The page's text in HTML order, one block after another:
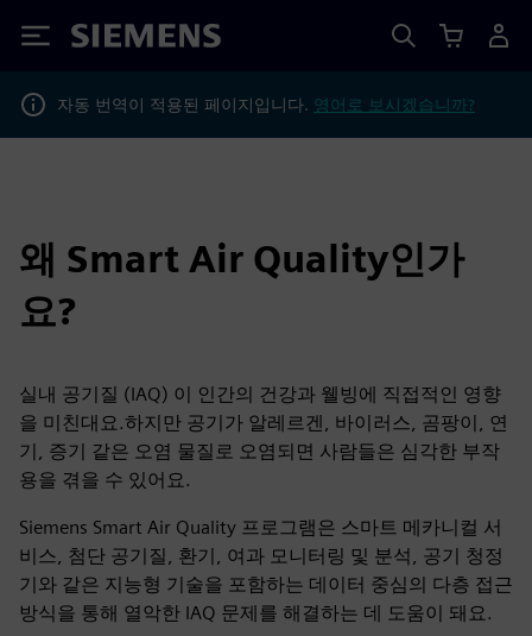
Siemens
자동 번역이 적용된 페이지입니다. 영어로 보시겠습니까?
왜 Smart Air Quality인가
요?
실내 공기질 (IAQ) 이 인간의 건강과 웰빙에 직접적인 영향
을 미친대요.하지만 공기가 알레르겐, 바이러스, 곰팡이, 연
기, 증기 같은 오염 물질로 오염되면 사람들은 심각한 부작
용을 겪을 수 있어요.
Siemens Smart Air Quality 프로그램은 스마트 메카니컬 서
비스, 첨단 공기질, 환기, 여과 모니터링 및 분석, 공기 청정
기와 같은 지능형 기술을 포함하는 데이터 중심의 다층 접근
방식을 통해 열악한 IAQ 문제를 해결하는 데 도움이 돼요.